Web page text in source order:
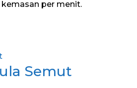
kemasan per menit.
Semut